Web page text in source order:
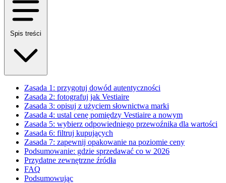
Spis treści
Zasada 1: przygotuj dowód autentyczności
Zasada 2: fotografuj jak Vestiaire
Zasada 3: opisuj z użyciem słownictwa marki
Zasada 4: ustal cenę pomiędzy Vestiaire a nowym
Zasada 5: wybierz odpowiedniego przewoźnika dla wartości
Zasada 6: filtruj kupujących
Zasada 7: zapewnij opakowanie na poziomie ceny
Podsumowanie: gdzie sprzedawać co w 2026
Przydatne zewnętrzne źródła
FAQ
Podsumowując